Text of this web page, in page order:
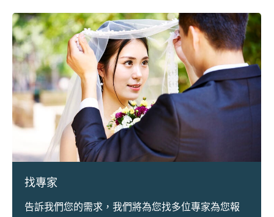
找專家
告訴我們您的需求，我們將為您找多位專家為您報